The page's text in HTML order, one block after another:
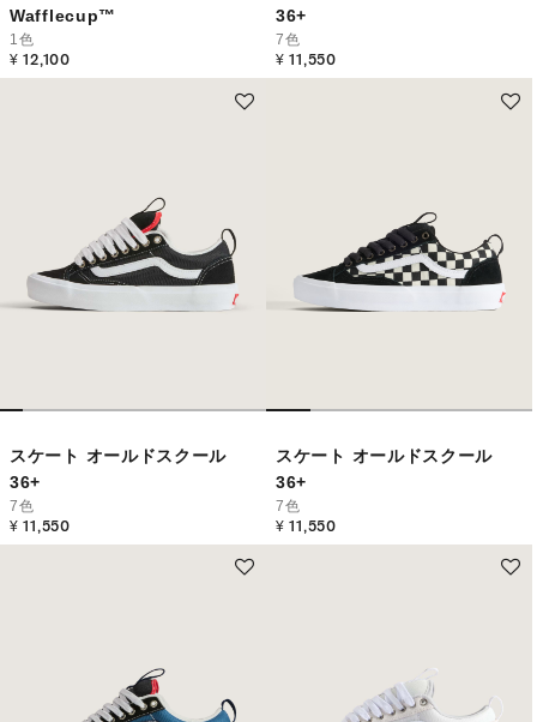
Wafflecup™
1色
¥ 12,100
36+
7色
¥ 11,550
スケート オールドスクール
36+
7色
¥ 11,550
スケート オールドスクール
36+
7色
¥ 11,550